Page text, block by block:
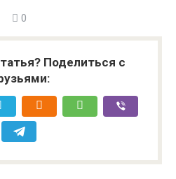
0
Поделиться с